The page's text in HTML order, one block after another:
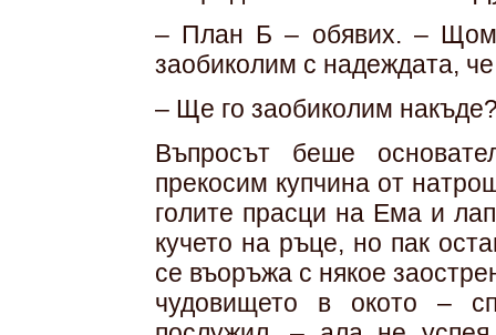
– План Б – обявих. –
заобиколим с надеждата,
– Ще го заобиколим
Въпросът беше
прекосим купчина от
голите прасци на Ема и
кучето на ръце, но пак
се въоръжа с някое
чудовището в окото –